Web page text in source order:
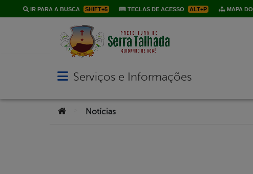
IR PARA A BUSCA SHIFT+5 TECLAS DE ACESSO ALT+P MAPA
Abrir menu principal de navegação
Serviços e Informações
Você está aqui:
Notícias